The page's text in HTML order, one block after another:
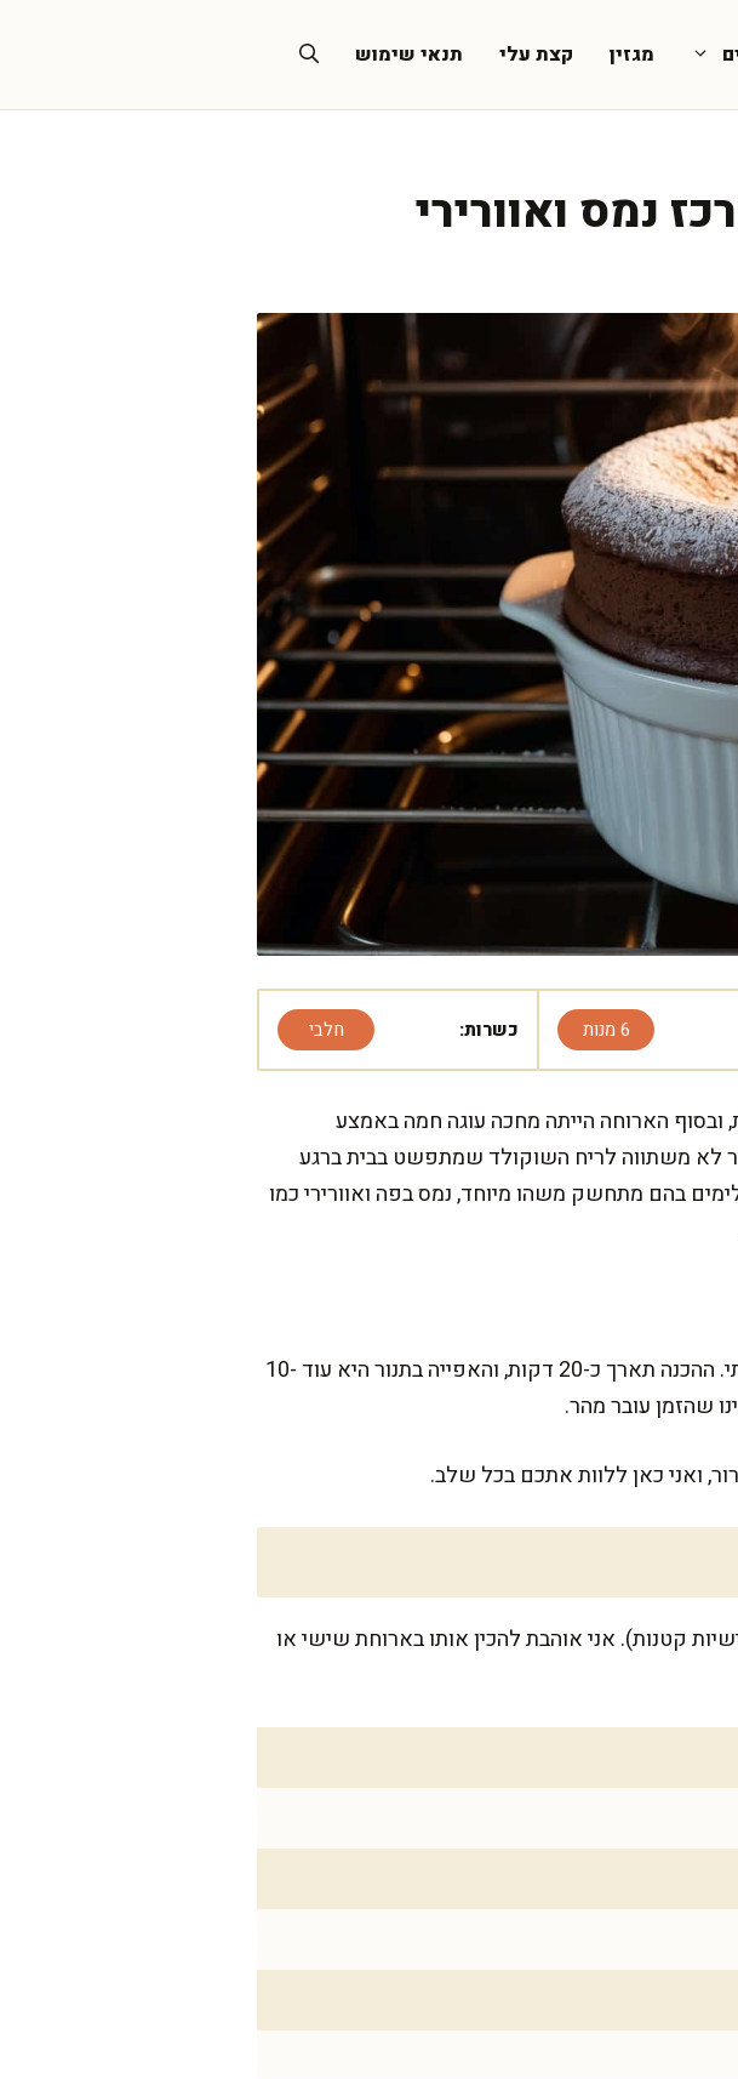
מגזין קצת עלי תנאי שימוש
נמס ואוורירי
6 מנות כשרות: חלבי
הארוחה הייתה מחכה עוגה חמה באמצע
לא משתווה לריח השוקולד שמתפשט בבית ברגע
בהם מתחשק משהו מיוחד, נמס בפה ואוורירי כמו
המתכון הזה דורש קצת תשומת לב, אבל הוא לגמרי בר ביצוע בכל מטבח ביתי. ההכנה תארך כ-20 דקות, והאפייה בתנור היא עוד 10-
ואני כאן ללוות אתכם בכל שלב.
להשתמש בתבניות אישיות קטנות). אני אוהבת להכין אותו בארוחת שישי או